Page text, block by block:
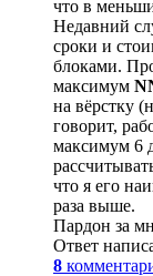
что в
Недавний
сроки и
блоками.
максимум
на вёрстку
говорит,
максимум 6
что я его
раза выше.
Пардон за
Ответ
8